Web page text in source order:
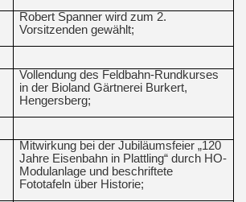
Robert Spanner wird zum 2.
Vorsitzenden gewählt;
Vollendung des Feldbahn-Rundkurses
in der Bioland Gärtnerei Burkert,
Hengersberg;
Mitwirkung bei der Jubiläumsfeier „120
Jahre Eisenbahn in Plattling“ durch HO-
Modulanlage und beschriftete
Fototafeln über Historie;